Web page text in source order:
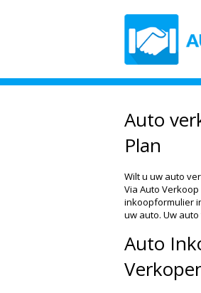
Auto
Plan
Wilt u uw auto
Via Auto
inkoopformulier
uw auto. Uw
Auto